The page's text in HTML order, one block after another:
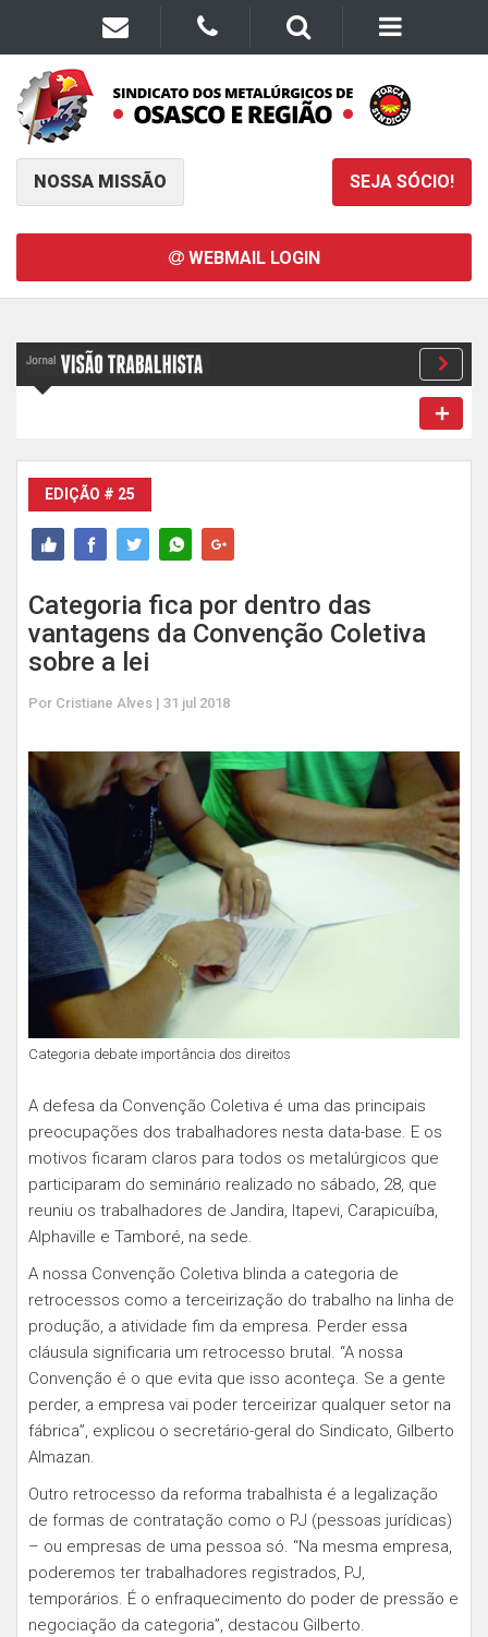
NOSSA MISSÃO SEJA SÓCIO!
WEBMAIL LOGIN
EDIÇÃO # 25
Categoria fica por dentro das
vantagens da Convenção Coletiva
sobre a lei
Por Cristiane Alves | 31 jul 2018
Categoria debate importância dos direitos
A defesa da Convenção Coletiva é uma das principais
preocupações dos trabalhadores nesta data-base. E os
motivos ficaram claros para todos os metalúrgicos que
participaram do seminário realizado no sábado, 28, que
reuniu os trabalhadores de Jandira, Itapevi, Carapicuíba,
Alphaville e Tamboré, na sede.
A nossa Convenção Coletiva blinda a categoria de
retrocessos como a terceirização do trabalho na linha de
produção, a atividade fim da empresa. Perder essa
cláusula significaria um retrocesso brutal. “A nossa
Convenção é o que evita que isso aconteça. Se a gente
perder, a empresa vai poder terceirizar qualquer setor na
fábrica”, explicou o secretário-geral do Sindicato, Gilberto
Almazan.
Outro retrocesso da reforma trabalhista é a legalização
de formas de contratação como o PJ (pessoas jurídicas)
– ou empresas de uma pessoa só. “Na mesma empresa,
poderemos ter trabalhadores registrados, PJ,
temporários. É o enfraquecimento do poder de pressão e
negociação da categoria”, destacou Gilberto.